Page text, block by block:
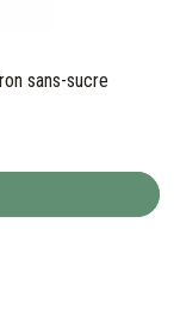
sans-sucre